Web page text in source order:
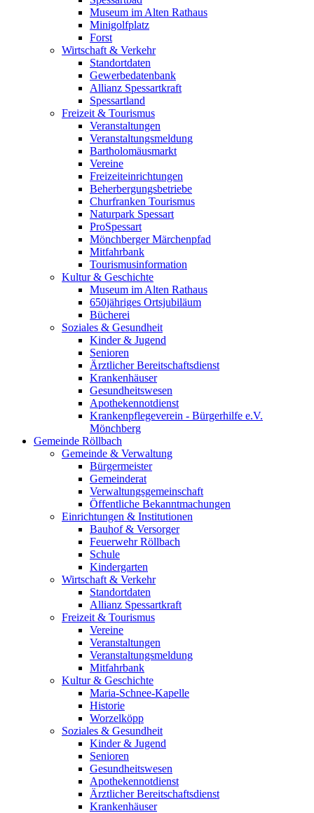
Museum im Alten Rathaus
Minigolfplatz
Forst
Wirtschaft & Verkehr
Standortdaten
Gewerbedatenbank
Allianz Spessartkraft
Spessartland
Freizeit & Tourismus
Veranstaltungen
Veranstaltungsmeldung
Bartholomäusmarkt
Vereine
Freizeiteinrichtungen
Beherbergungsbetriebe
Churfranken Tourismus
Naturpark Spessart
ProSpessart
Mönchberger Märchenpfad
Mitfahrbank
Tourismusinformation
Kultur & Geschichte
Museum im Alten Rathaus
650jähriges Ortsjubiläum
Bücherei
Soziales & Gesundheit
Kinder & Jugend
Senioren
Ärztlicher Bereitschaftsdienst
Krankenhäuser
Gesundheitswesen
Apothekennotdienst
Krankenpflegeverein - Bürgerhilfe e.V.
Mönchberg
Gemeinde Röllbach
Gemeinde & Verwaltung
Bürgermeister
Gemeinderat
Verwaltungsgemeinschaft
Öffentliche Bekanntmachungen
Einrichtungen & Institutionen
Bauhof & Versorger
Feuerwehr Röllbach
Schule
Kindergarten
Wirtschaft & Verkehr
Standortdaten
Allianz Spessartkraft
Freizeit & Tourismus
Vereine
Veranstaltungen
Veranstaltungsmeldung
Mitfahrbank
Kultur & Geschichte
Maria-Schnee-Kapelle
Historie
Worzelköpp
Soziales & Gesundheit
Kinder & Jugend
Senioren
Gesundheitswesen
Apothekennotdienst
Ärztlicher Bereitschaftsdienst
Krankenhäuser